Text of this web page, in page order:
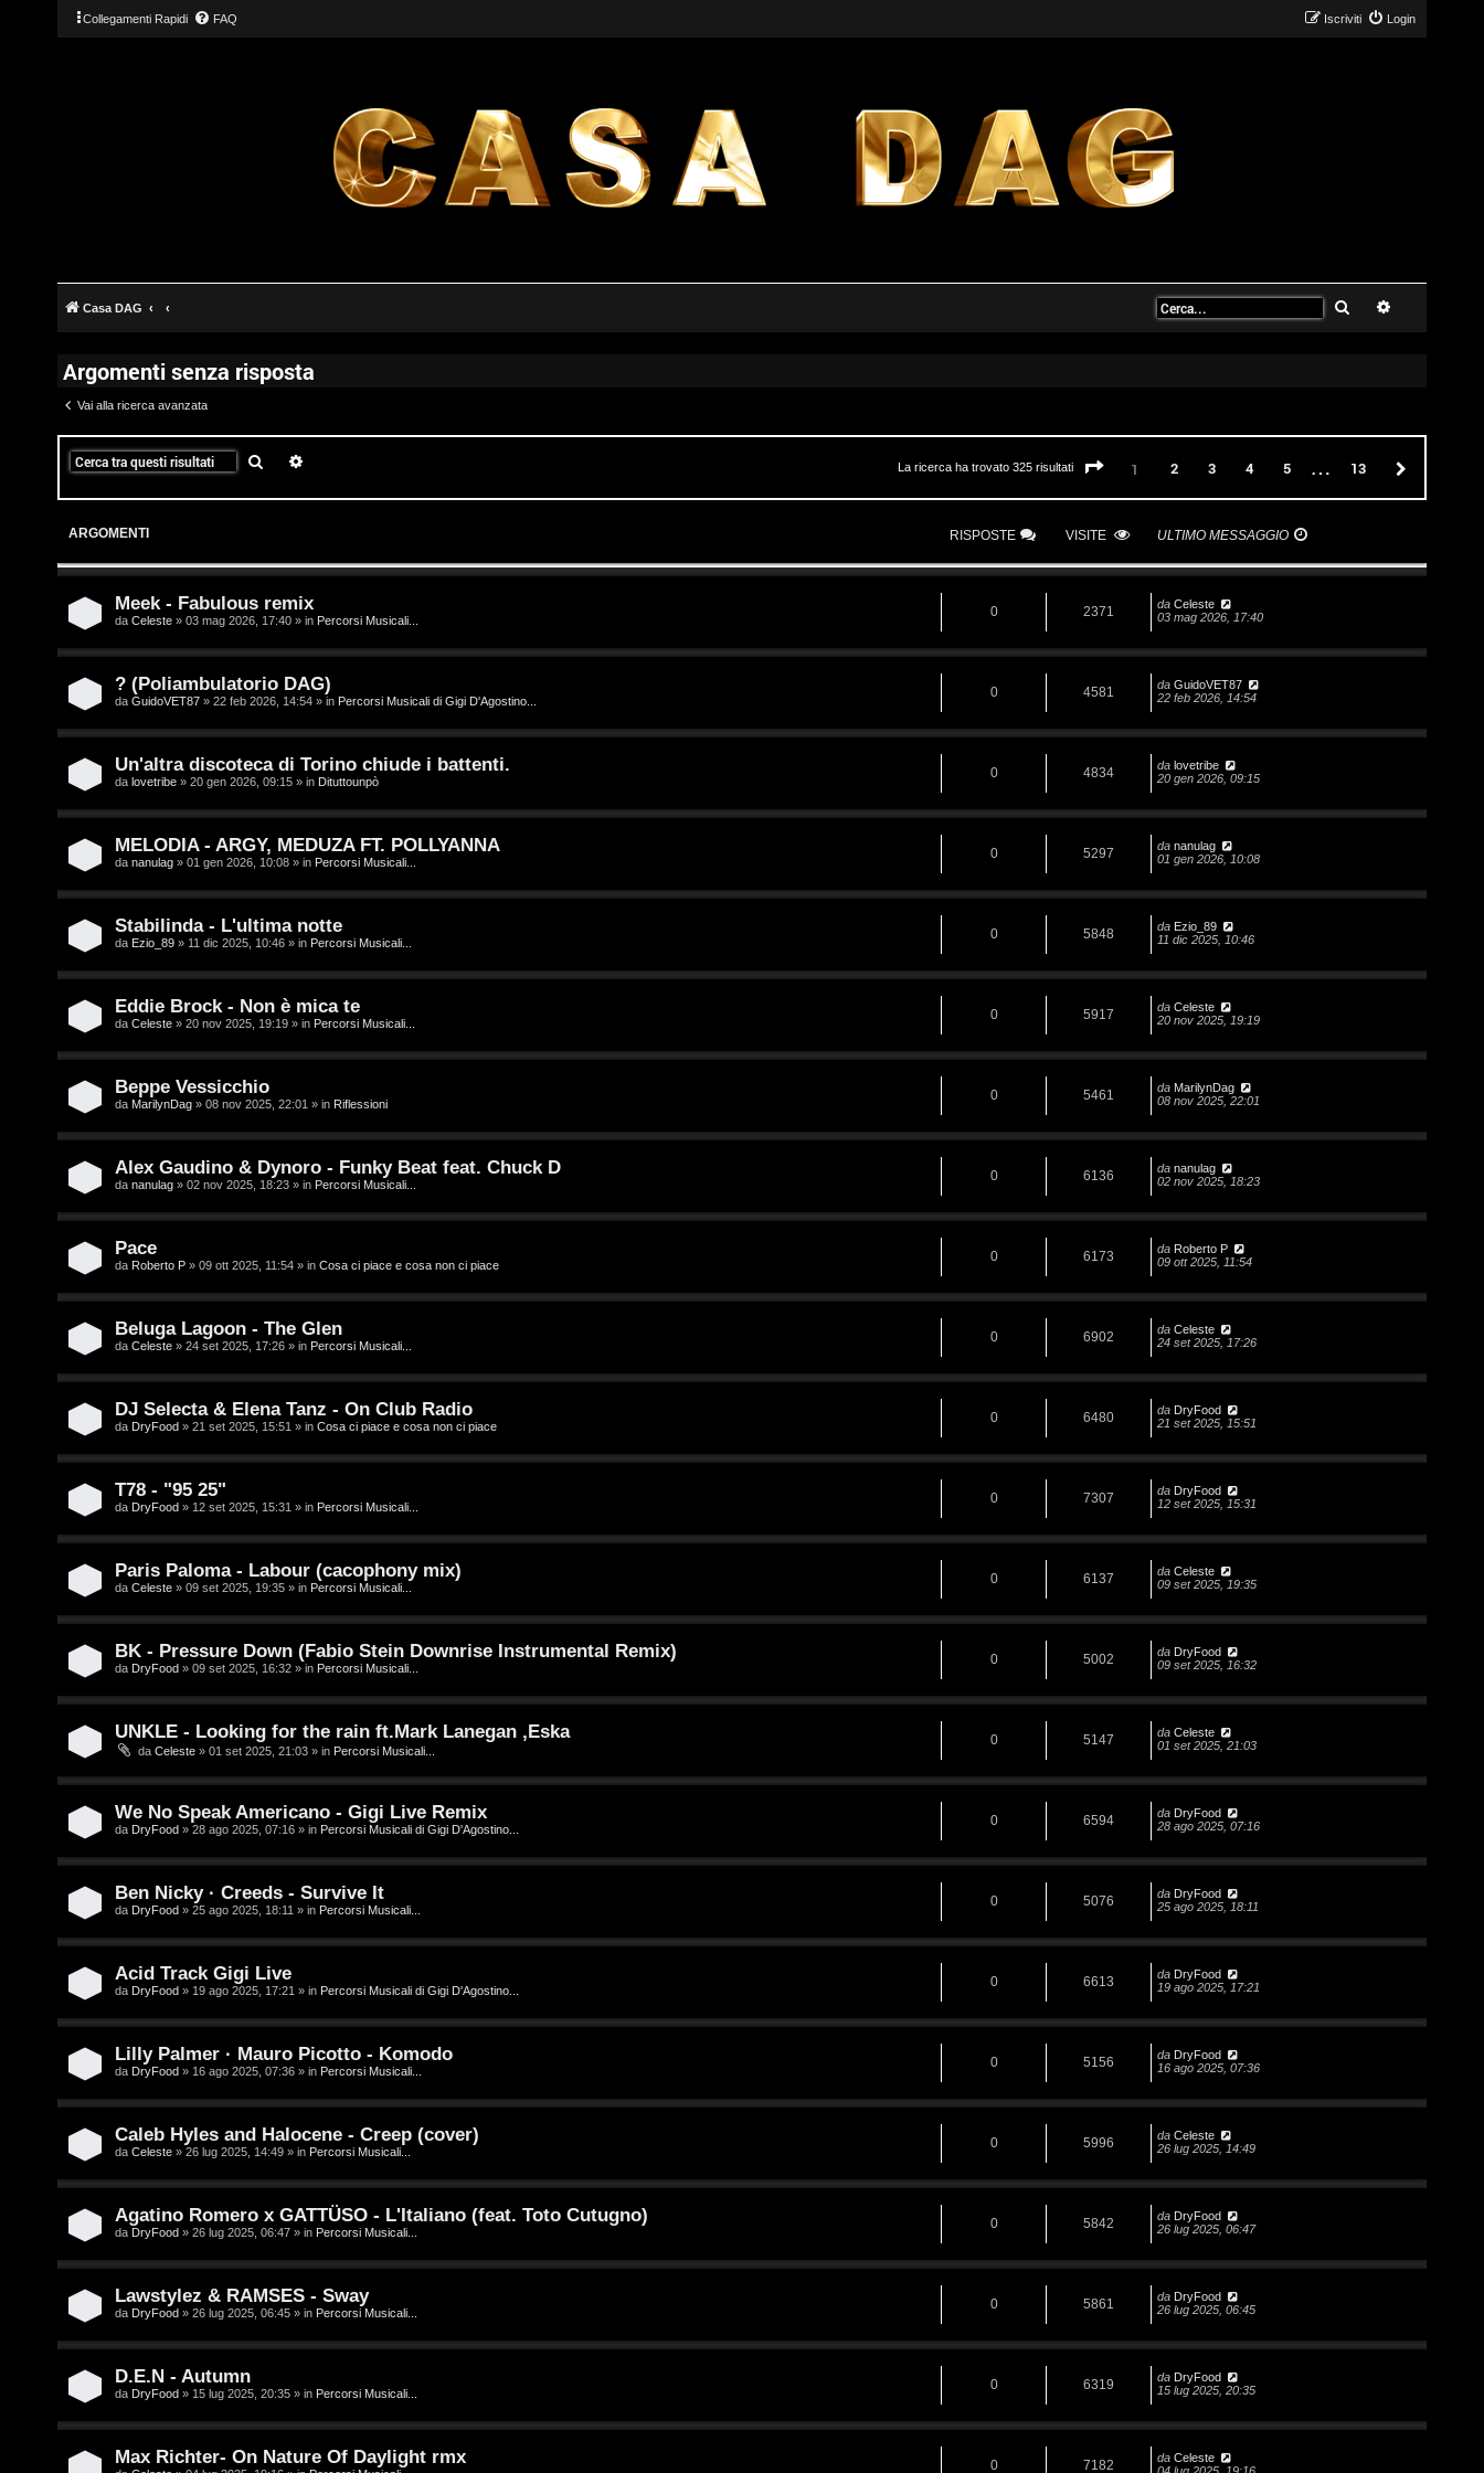
Collegamenti Rapidi FAQ Login
Iscriviti
Casa DAG Cerca
Argomenti senza risposta
Vai alla ricerca avanzata
Cerca La ricerca ha trovato 325 risultati Pagina di
1 2 3 4 5 … 13
ARGOMENTI RISPOSTE VISITE ULTIMO MESSAGGIO
Meek - Fabulous remix
da Celeste » 03 mag 2026, 17:40 » in Percorsi Musicali...
0 2371 da Celeste
03 mag 2026, 17:40
? (Poliambulatorio DAG)
da GuidoVET87 » 22 feb 2026, 14:54 » in Percorsi Musicali di Gigi D'Agostino...
0 4581 da GuidoVET87
22 feb 2026, 14:54
Un'altra discoteca di Torino chiude i battenti.
da lovetribe » 20 gen 2026, 09:15 » in Dituttounpò
0 4834 da lovetribe
20 gen 2026, 09:15
MELODIA - ARGY, MEDUZA FT. POLLYANNA
da nanulag » 01 gen 2026, 10:08 » in Percorsi Musicali...
0 5297 da nanulag
01 gen 2026, 10:08
Stabilinda - L'ultima notte
da Ezio_89 » 11 dic 2025, 10:46 » in Percorsi Musicali...
0 5848 da Ezio_89
11 dic 2025, 10:46
Eddie Brock - Non è mica te
da Celeste » 20 nov 2025, 19:19 » in Percorsi Musicali...
0 5917 da Celeste
20 nov 2025, 19:19
Beppe Vessicchio
da MarilynDag » 08 nov 2025, 22:01 » in Riflessioni
0 5461 da MarilynDag
08 nov 2025, 22:01
Alex Gaudino & Dynoro - Funky Beat feat. Chuck D
da nanulag » 02 nov 2025, 18:23 » in Percorsi Musicali...
0 6136 da nanulag
02 nov 2025, 18:23
Pace
da Roberto P » 09 ott 2025, 11:54 » in Cosa ci piace e cosa non ci piace
0 6173 da Roberto P
09 ott 2025, 11:54
Beluga Lagoon - The Glen
da Celeste » 24 set 2025, 17:26 » in Percorsi Musicali...
0 6902 da Celeste
24 set 2025, 17:26
DJ Selecta & Elena Tanz - On Club Radio
da DryFood » 21 set 2025, 15:51 » in Cosa ci piace e cosa non ci piace
0 6480 da DryFood
21 set 2025, 15:51
T78 - "95 25"
da DryFood » 12 set 2025, 15:31 » in Percorsi Musicali...
0 7307 da DryFood
12 set 2025, 15:31
Paris Paloma - Labour (cacophony mix)
da Celeste » 09 set 2025, 19:35 » in Percorsi Musicali...
0 6137 da Celeste
09 set 2025, 19:35
BK - Pressure Down (Fabio Stein Downrise Instrumental Remix)
da DryFood » 09 set 2025, 16:32 » in Percorsi Musicali...
0 5002 da DryFood
09 set 2025, 16:32
UNKLE - Looking for the rain ft.Mark Lanegan ,Eska
da Celeste » 01 set 2025, 21:03 » in Percorsi Musicali...
0 5147 da Celeste
01 set 2025, 21:03
We No Speak Americano - Gigi Live Remix
da DryFood » 28 ago 2025, 07:16 » in Percorsi Musicali di Gigi D'Agostino...
0 6594 da DryFood
28 ago 2025, 07:16
Ben Nicky · Creeds - Survive It
da DryFood » 25 ago 2025, 18:11 » in Percorsi Musicali...
0 5076 da DryFood
25 ago 2025, 18:11
Acid Track Gigi Live
da DryFood » 19 ago 2025, 17:21 » in Percorsi Musicali di Gigi D'Agostino...
0 6613 da DryFood
19 ago 2025, 17:21
Lilly Palmer · Mauro Picotto - Komodo
da DryFood » 16 ago 2025, 07:36 » in Percorsi Musicali...
0 5156 da DryFood
16 ago 2025, 07:36
Caleb Hyles and Halocene - Creep (cover)
da Celeste » 26 lug 2025, 14:49 » in Percorsi Musicali...
0 5996 da Celeste
26 lug 2025, 14:49
Agatino Romero x GATTÜSO - L'Italiano (feat. Toto Cutugno)
da DryFood » 26 lug 2025, 06:47 » in Percorsi Musicali...
0 5842 da DryFood
26 lug 2025, 06:47
Lawstylez & RAMSES - Sway
da DryFood » 26 lug 2025, 06:45 » in Percorsi Musicali...
0 5861 da DryFood
26 lug 2025, 06:45
D.E.N - Autumn
da DryFood » 15 lug 2025, 20:35 » in Percorsi Musicali...
0 6319 da DryFood
15 lug 2025, 20:35
Max Richter- On Nature Of Daylight rmx 0 7182 da Celeste